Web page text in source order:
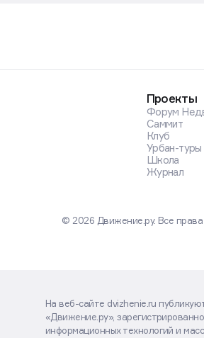
Проекты
Форум
Саммит
Клуб
Урбан-туры
Школа
Журнал
© 2026 Движение.ру. Все
На веб-сайте dvizhenie.ru
«Движение.ру»,
информационных технологий и